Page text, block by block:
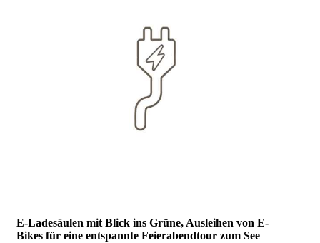
E-Ladesäulen mit Blick ins Grüne, Ausleihen von E-
Bikes für eine entspannte Feierabendtour zum See